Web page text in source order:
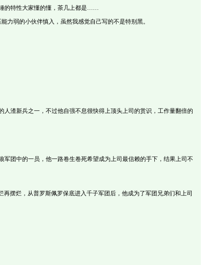
的特性大家懂的懂，茶几上都是……
弱的小伙伴慎入，虽然我感觉自己写的不是特别黑。
渣新兵之一，不过他自强不息很快得上顶头上司的赏识，工作量翻倍的
团中的一员，他一路卷生卷死希望成为上司最信赖的手下，结果上司不
摆烂，从普罗斯佩罗保底进入千子军团后，他成为了军团兄弟们和上司